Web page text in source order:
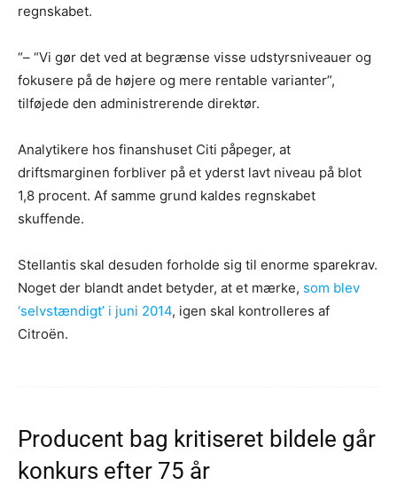
regnskabet.
“– “Vi gør det ved at begrænse visse udstyrsniveauer og
fokusere på de højere og mere rentable varianter”,
tilføjede den administrerende direktør.
Analytikere hos finanshuset Citi påpeger, at
driftsmarginen forbliver på et yderst lavt niveau på blot
1,8 procent. Af samme grund kaldes regnskabet
skuffende.
Stellantis skal desuden forholde sig til enorme sparekrav.
Noget der blandt andet betyder, at et mærke, som blev
‘selvstændigt’ i juni 2014, igen skal kontrolleres af
Citroën.
Producent bag kritiseret bildele går
konkurs efter 75 år